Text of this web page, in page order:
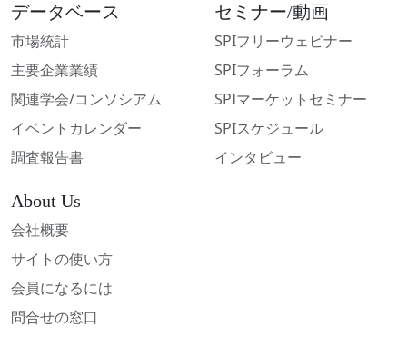
データベース
市場統計
主要企業業績
関連学会/コンソシアム
イベントカレンダー
調査報告書
セミナー/動画
SPIフリーウェビナー
SPIフォーラム
SPIマーケットセミナー
SPIスケジュール
インタビュー
About Us
会社概要
サイトの使い方
会員になるには
問合せの窓口